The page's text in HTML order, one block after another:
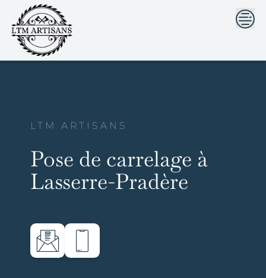
```html```
content
LTM ARTISANS
Pose de carrelage à
Lasserre-Pradère